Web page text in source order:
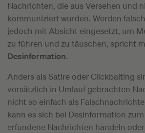
Nachrichten, die aus Versehen und
kommuniziert wurden. Werden
jedoch mit Absicht eingesetzt, um
zu führen und zu täuschen, spricht
Desinformation.
Anders als Satire oder Clickbaiting
vorsätzlich in Umlauf gebrachten
nicht so einfach als
kann es sich bei Desinformation
erfundene Nachrichten handeln